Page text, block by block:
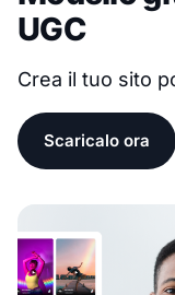
UGC
Crea il tuo sito
Scaricalo ora